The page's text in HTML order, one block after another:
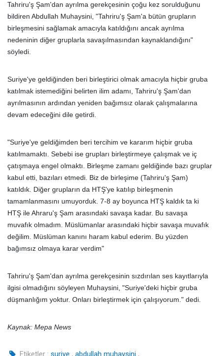
Tahriru'ş Şam'dan ayrılma gerekçesinin çoğu kez sorulduğunu
bildiren Abdullah Muhaysini, "Tahriru'ş Şam'a bütün grupların
birleşmesini sağlamak amacıyla katıldığını ancak ayrılma
nedeninin diğer gruplarla savaşılmasından kaynaklandığını"
söyledi.
Suriye'ye geldiğinden beri birleştirici olmak amacıyla hiçbir gruba
katılmak istemediğini belirten ilim adamı, Tahriru'ş Şam'dan
ayrılmasının ardından yeniden bağımsız olarak çalışmalarına
devam edeceğini dile getirdi.
"Suriye'ye geldiğimden beri tercihim ve kararım hiçbir gruba
katılmamaktı. Sebebi ise grupları birleştirmeye çalışmak ve iç
çatışmaya engel olmaktı. Birleşme zamanı geldiğinde bazı gruplar
kabul etti, bazıları etmedi. Biz de birleşime (Tahriru'ş Şam)
katıldık. Diğer grupların da HTŞ'ye katılıp birleşmenin
tamamlanmasını umuyorduk. 7-8 ay boyunca HTŞ kaldık ta ki
HTŞ ile Ahraru'ş Şam arasındaki savaşa kadar. Bu savaşa
muvafık olmadım. Müslümanlar arasındaki hiçbir savaşa muvafık
değilim. Müslüman kanını haram kabul ederim. Bu yüzden
bağımsız olmaya karar verdim"
Tahriru'ş Şam'dan ayrılma gerekçesinin sızdırılan ses kayıtlarıyla
ilgisi olmadığını söyleyen Muhaysini, "Suriye'deki hiçbir gruba
düşmanlığım yoktur. Onları birleştirmek için çalışıyorum." dedi.
Kaynak: Mepa News